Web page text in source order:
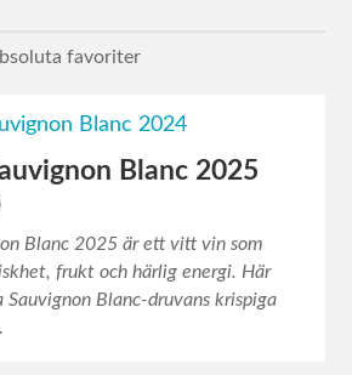
favoriter
Blanc 2025
Blanc 2025 är ett vitt vin som
frukt och härlig energi. Här
Sauvignon Blanc-druvans krispiga